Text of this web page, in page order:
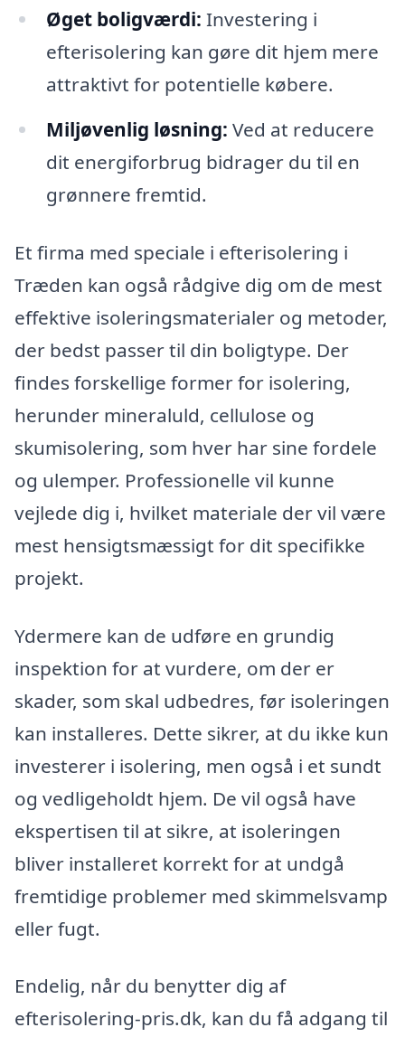
Øget boligværdi: Investering i
efterisolering kan gøre dit hjem mere
attraktivt for potentielle købere.
Miljøvenlig løsning: Ved at reducere
dit energiforbrug bidrager du til en
grønnere fremtid.
Et firma med speciale i efterisolering i
Træden kan også rådgive dig om de mest
effektive isoleringsmaterialer og metoder,
der bedst passer til din boligtype. Der
findes forskellige former for isolering,
herunder mineraluld, cellulose og
skumisolering, som hver har sine fordele
og ulemper. Professionelle vil kunne
vejlede dig i, hvilket materiale der vil være
mest hensigtsmæssigt for dit specifikke
projekt.
Ydermere kan de udføre en grundig
inspektion for at vurdere, om der er
skader, som skal udbedres, før isoleringen
kan installeres. Dette sikrer, at du ikke kun
investerer i isolering, men også i et sundt
og vedligeholdt hjem. De vil også have
ekspertisen til at sikre, at isoleringen
bliver installeret korrekt for at undgå
fremtidige problemer med skimmelsvamp
eller fugt.
Endelig, når du benytter dig af
efterisolering-pris.dk, kan du få adgang til